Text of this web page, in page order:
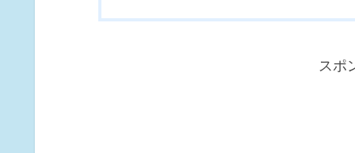
スポ